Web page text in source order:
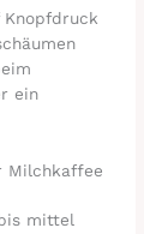
ein
Milchkaffee
mittel